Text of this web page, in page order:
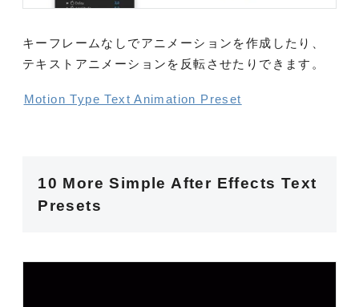
キーフレームなしでアニメーションを作成したり、
テキストアニメーションを反転させたりできます。
Motion Type Text Animation Preset
10 More Simple After Effects Text
Presets